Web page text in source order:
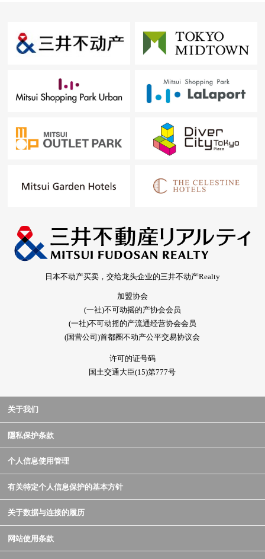
日本不动产买卖，交给龙头企业的三井不动产Realty
加盟协会
(一社)不可动摇的产协会会员
(一社)不可动摇的产流通经营协会会员
(国营公司)首都圈不动产公平交易协议会
许可的证号码
国土交通大臣(15)第777号
关于我们
隱私保护条款
个人信息使用管理
有关特定个人信息保护的基本方针
关于数据与连接的履历
网站使用条款